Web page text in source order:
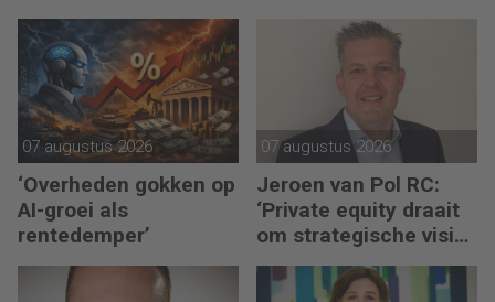
07 augustus 2026
‘Overheden gokken op
AI-groei als
rentedemper’
07 augustus 2026
Jeroen van Pol RC:
‘Private equity draait
om strategische visie
én operational
excellence’